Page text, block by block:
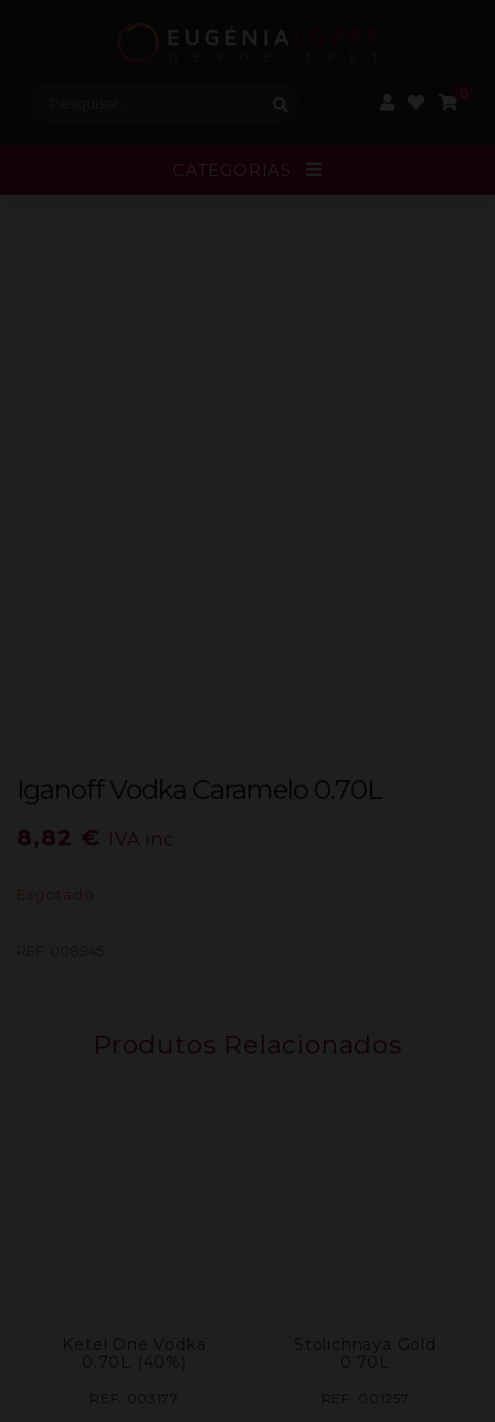
CATEGORIAS
Iganoff Vodka Caramelo 0.70L
8,82 € IVA inc.
Esgotado
Produtos Relacionados
Ketel One Vodka
0.70L (40%)
REF: 003177
Stolichnaya Gold
0.70L
REF: 001257